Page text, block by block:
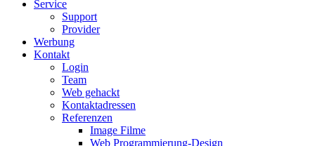
Service
Support
Provider
Werbung
Kontakt
Login
Team
Web gehackt
Kontaktadressen
Referenzen
Image Filme
Web Programmierung-Design